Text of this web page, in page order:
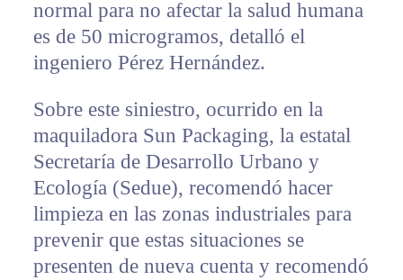
normal para no afectar la salud humana
es de 50 microgramos, detalló el
ingeniero Pérez Hernández.
Sobre este siniestro, ocurrido en la
maquiladora Sun Packaging, la estatal
Secretaría de Desarrollo Urbano y
Ecología (Sedue), recomendó hacer
limpieza en las zonas industriales para
prevenir que estas situaciones se
presenten de nueva cuenta y recomendó